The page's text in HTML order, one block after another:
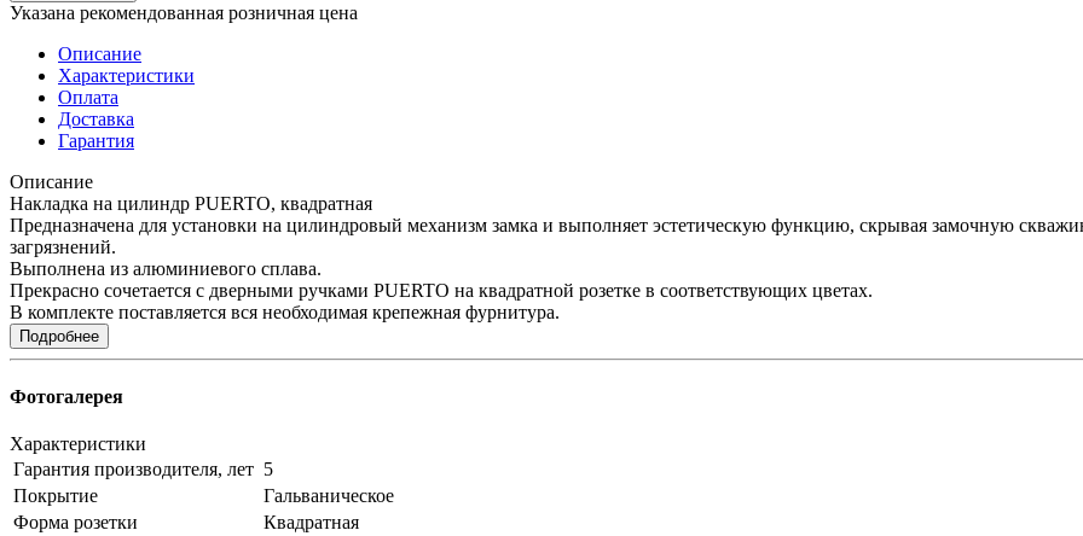
Указана рекомендованная розничная цена
Описание
Характеристики
Оплата
Доставка
Гарантия
Описание
Накладка на цилиндр PUERTO, квадратная
Предназначена для установки на цилиндровый механизм замка и выполняет эстетическую функцию, скрывая замочную
загрязнений.
Выполнена из алюминиевого сплава.
Прекрасно сочетается с дверными ручками PUERTO на квадратной розетке в соответствующих цветах.
В комплекте поставляется вся необходимая крепежная фурнитура.
Подробнее
Фотогалерея
Характеристики
Гарантия производителя, лет 5
Покрытие
Гальваническое
Форма розетки
Квадратная